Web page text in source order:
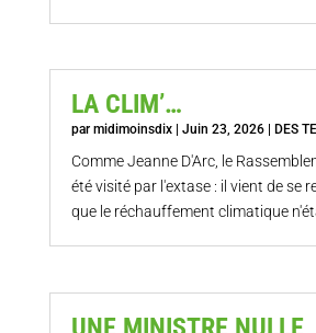
LA CLIM’…
par midimoinsdix| Juin 23, 2026| DES
Comme Jeanne D'Arc, le
été visité par l'extase : il vient de se
que le réchauffement climatique